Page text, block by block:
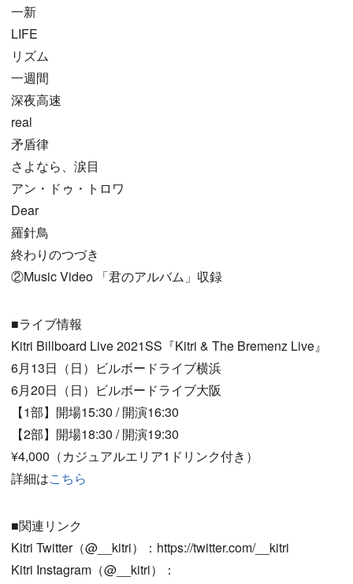
一新
LIFE
リズム
一週間
深夜高速
real
矛盾律
さよなら、涙目
アン・ドゥ・トロワ
Dear
羅針鳥
終わりのつづき
②Music Video 「君のアルバム」収録
■ライブ情報
Kitri Billboard Live 2021SS『Kitri & The Bremenz Live』
6月13日（日）ビルボードライブ横浜
6月20日（日）ビルボードライブ大阪
【1部】開場15:30 / 開演16:30
【2部】開場18:30 / 開演19:30
¥4,000（カジュアルエリア1ドリンク付き）
詳細はこちら
■関連リンク
Kitri Twitter（@__kitri）：https://twitter.com/__kitri
Kitri Instagram（@__kitri）：